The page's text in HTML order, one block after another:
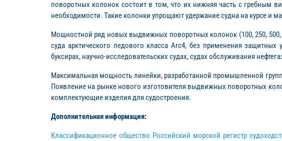
поворотных колонок состоит в том, что их нижняя часть с гребным
необходимости. Такие колонки упрощают удержание судна на курсе и
Мощностной ряд новых выдвижных поворотных колонок (100, 250, 500,
суда арктического ледового класса Arc4, без применения
буксирах, научно-исследовательских судах, судах обслуживания
Максимальная мощность линейки, разработанной промышленной
Появление на рынке нового изготовителя выдвижных поворотных
комплектующие изделия для судостроения.
Дополнительная информация:
Классификационное общество Российский морской регистр